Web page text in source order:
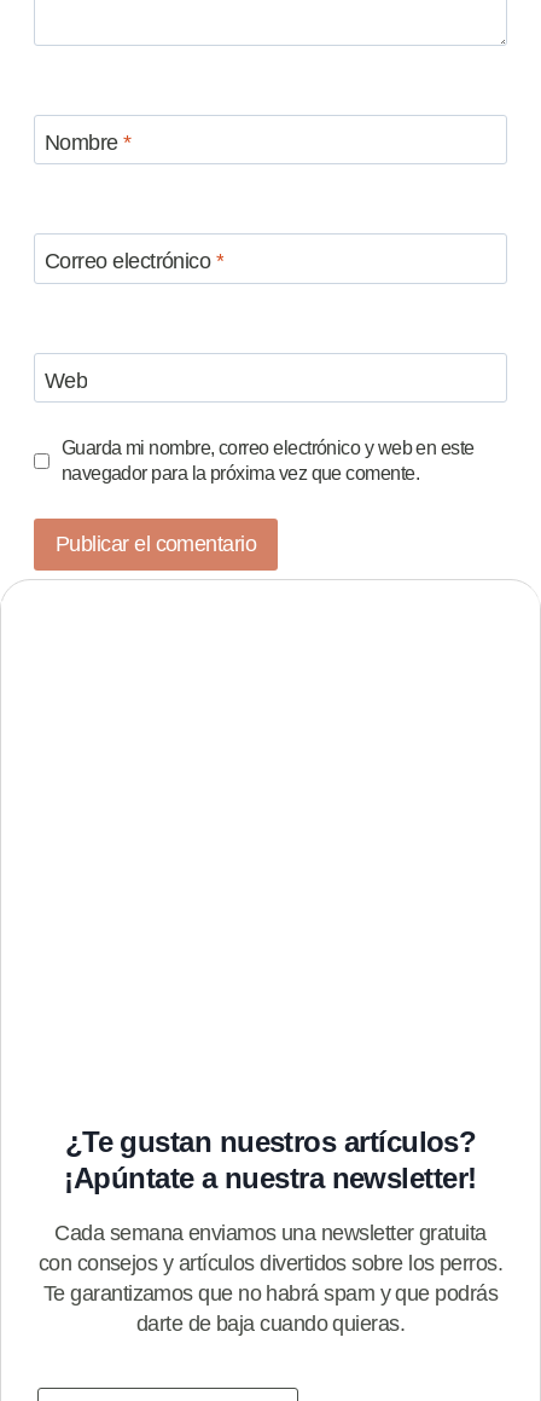
Nombre*
Correo electrónico *
Web
Guarda mi nombre, correo electrónico y web en este
navegador para la próxima vez que comente.
¿Te gustan nuestros artículos?
¡Apúntate a nuestra newsletter!
Cada semana enviamos una newsletter gratuita
con consejos y artículos divertidos sobre los perros.
Te garantizamos que no habrá spam y que podrás
darte de baja cuando quieras.